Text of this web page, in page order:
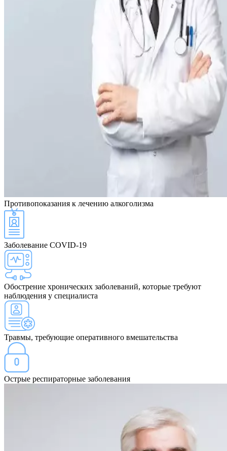
Противопоказания к лечению алкоголизма
Заболевание COVID-19
Обострение хронических заболеваний, которые требуют
наблюдения у специалиста
Травмы, требующие оперативного вмешательства
Острые респираторные заболевания